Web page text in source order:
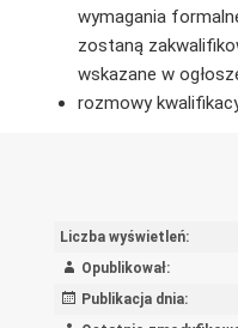
wymagania
zostaną
wskazane w
rozmowy
Liczba wyświetleń:
Opublikował:
Publikacja dnia: